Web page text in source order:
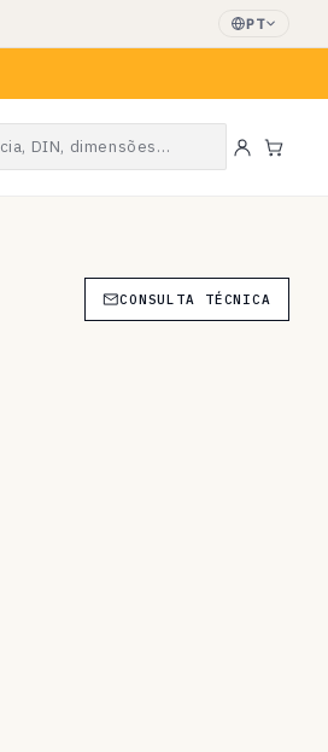
PT
DIN, dimensões…
CONSULTA TÉCNICA